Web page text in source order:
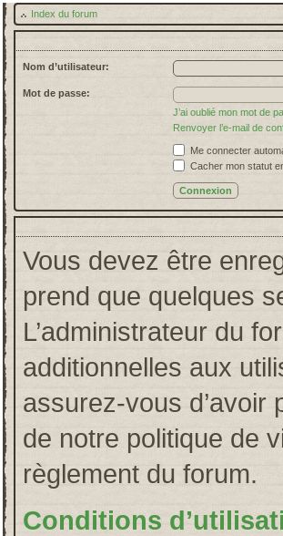
Index du forum
Nom d’utilisateur:
Mot de passe:
J’ai oublié mon mot de
Renvoyer l’e-mail de
Me connecter
Cacher mon statut
Vous devez être
prend que quelques
L’administrateur du
additionnelles aux
assurez-vous d’avoir
de notre politique de
règlement du forum.
Conditions